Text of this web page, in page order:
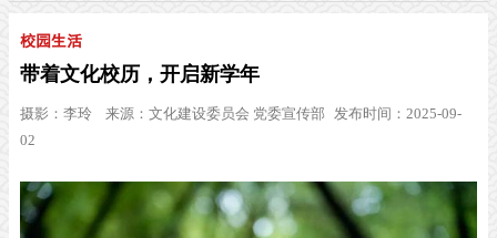
校园生活
带着文化校历，开启新学年
摄影： 李玲 来源： 文化建设委员会 党委宣传部 发布时间：2025-09-
02